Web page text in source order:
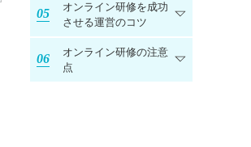
オンライン研修を成功
させる運営のコツ
オンライン研修の注意
点